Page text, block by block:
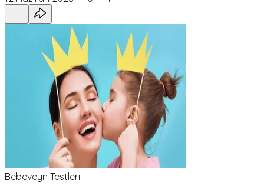
Bebeveyn Testleri